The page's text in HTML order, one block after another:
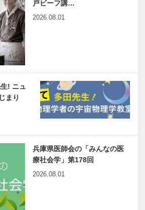
戸ビーフ講…
2026.08.01
! ニュ
まり
兵庫県医師会の「みんなの医
療社会学」第178回
2026.08.01